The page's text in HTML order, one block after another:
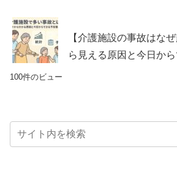
【介護施設の事故はな
ら見える原因と今日か
100件のビュー